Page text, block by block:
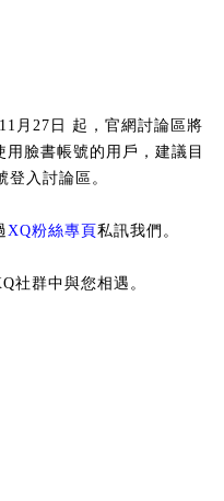
月27日 起，官網討論區將
用臉書帳號的用戶，建議目
入討論區。
XQ粉絲專頁 私訊我們。
社群中與您相遇。